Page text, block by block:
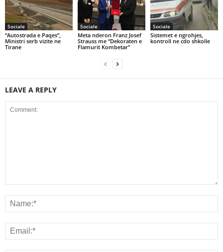
Sociale
“Autostrada e Paqes”,
Ministri serb vizite ne
Tirane
Sociale
Meta nderon Franz Josef
Strauss me “Dekoraten e
Flamurit Kombetar”
Sociale
Sistemet e ngrohjes,
kontroll ne cdo shkolle
LEAVE A REPLY